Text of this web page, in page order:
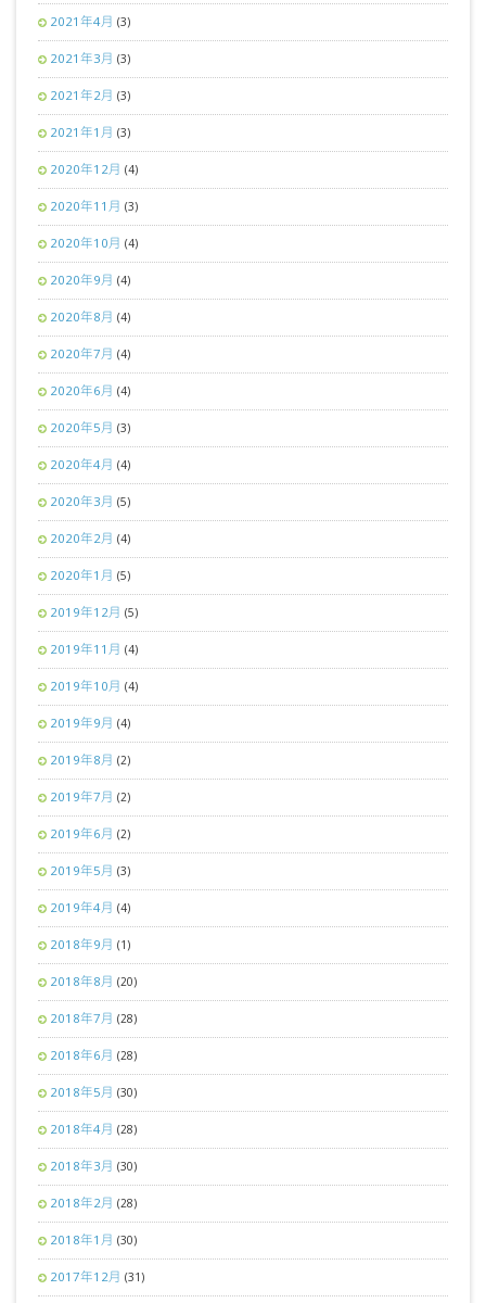
2021年4月 (3)
2021年3月 (3)
2021年2月 (3)
2021年1月 (3)
2020年12月 (4)
2020年11月 (3)
2020年10月 (4)
2020年9月 (4)
2020年8月 (4)
2020年7月 (4)
2020年6月 (4)
2020年5月 (3)
2020年4月 (4)
2020年3月 (5)
2020年2月 (4)
2020年1月 (5)
2019年12月 (5)
2019年11月 (4)
2019年10月 (4)
2019年9月 (4)
2019年8月 (2)
2019年7月 (2)
2019年6月 (2)
2019年5月 (3)
2019年4月 (4)
2018年9月 (1)
2018年8月 (20)
2018年7月 (28)
2018年6月 (28)
2018年5月 (30)
2018年4月 (28)
2018年3月 (30)
2018年2月 (28)
2018年1月 (30)
2017年12月 (31)